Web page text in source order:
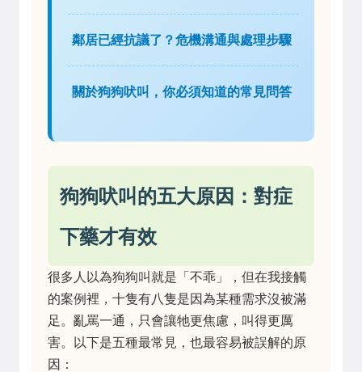
鄰居已經抗議了？危機溝通與處理步驟
關於狗狗吠叫，你必須知道的常見問答
狗狗吠叫的五大原因：對症
下藥才有效
很多人以為狗狗叫就是「不乖」，但在我接觸
的案例裡，十隻有八隻是因為某種需求沒被滿
足。亂罵一通，只會讓牠更焦慮，叫得更厲
害。以下是五種最常見，也最容易被誤解的原
因：